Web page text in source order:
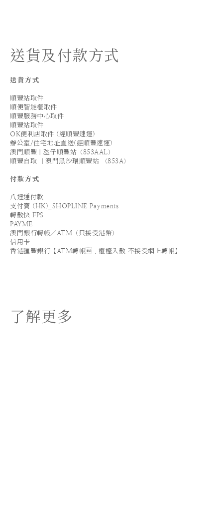
送貨及付款方式
送貨方式
順豐站取件
順便智能櫃取件
順豐服務中心取件
順豐站取件
OK便利店取件 (經順豐速運)
辦公室/住宅地址直送(經順豐速運)
澳門順豐｜氹仔順豐站（853AAL）
順豐自取 ｜澳門黑沙環順豐站 （853A）
付款方式
八達通付款
支付寶 (HK)_SHOPLINE Payments
轉數快 FPS
PAYME
澳門銀行轉帳／ATM（只接受港幣）
信用卡
香港匯豐銀行【ATM轉帳．櫃檯入數 不接受網上轉帳】
了解更多